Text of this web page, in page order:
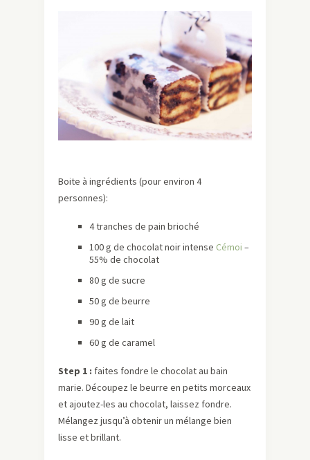
Boite à ingrédients (pour environ 4
personnes):
4 tranches de pain brioché
100 g de chocolat noir intense Cémoi –
55% de chocolat
80 g de sucre
50 g de beurre
90 g de lait
60 g de caramel
Step 1 : faites fondre le chocolat au bain
marie. Découpez le beurre en petits morceaux
et ajoutez-les au chocolat, laissez fondre.
Mélangez jusqu’à obtenir un mélange bien
lisse et brillant.